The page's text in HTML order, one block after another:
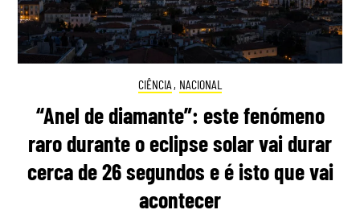
CIÊNCIA , NACIONAL
“Anel de diamante”: este fenómeno
raro durante o eclipse solar vai durar
cerca de 26 segundos e é isto que vai
acontecer